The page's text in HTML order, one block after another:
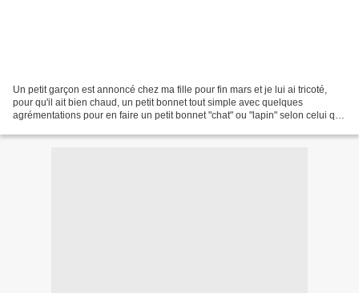
Un petit garçon est annoncé chez ma fille pour fin mars et je lui ai tricoté,
pour qu'il ait bien chaud, un petit bonnet tout simple avec quelques
agrémentations pour en faire un petit bonnet "chat" ou "lapin" selon celui qui